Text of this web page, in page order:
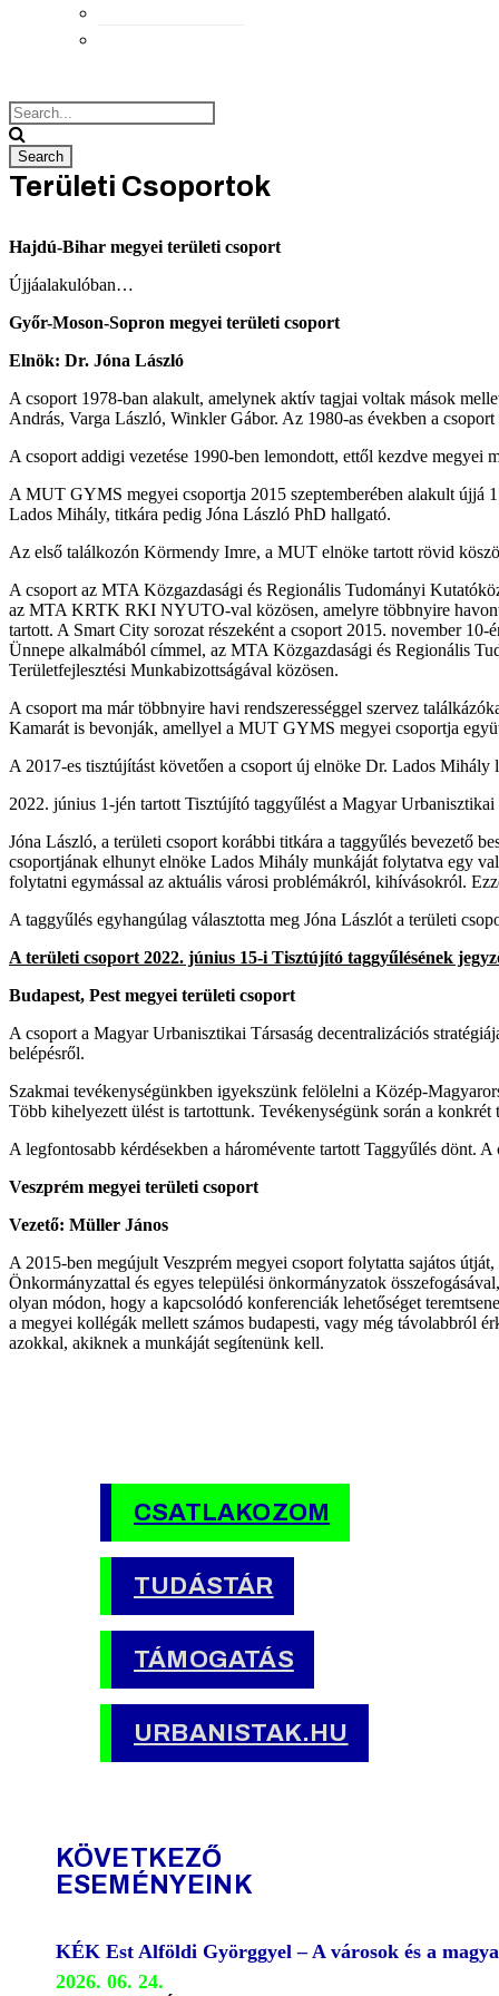
Területi Csoportok
Hajdú-Bihar megyei területi csoport
Újjáalakulóban…
Győr-Moson-Sopron megyei területi csoport
Elnök: Dr. Jóna László
A csoport 1978-ban alakult, amelynek aktív tagjai voltak mások
András, Varga László, Winkler Gábor. Az 1980-as években a
A csoport addigi vezetése 1990-ben lemondott, ettől kezdve
A MUT GYMS megyei csoportja 2015 szeptemberében alakult újjá
Lados Mihály, titkára pedig Jóna László PhD hallgató.
Az első találkozón Körmendy Imre, a MUT elnöke tartott rövid
A csoport az MTA Közgazdasági és Regionális Tudományi
az MTA KRTK RKI NYUTO-val közösen, amelyre többnyire
tartott. A Smart City sorozat részeként a csoport 2015. november
Ünnepe alkalmából címmel, az MTA Közgazdasági és Regionális
Területfejlesztési Munkabizottságával közösen.
A csoport ma már többnyire havi rendszerességgel szervez
Kamarát is bevonják, amellyel a MUT GYMS megyei csoportja
A 2017-es tisztújítást követően a csoport új elnöke Dr. Lados Mihály
2022. június 1-jén tartott Tisztújító taggyűlést a Magyar
Jóna László, a területi csoport korábbi titkára a taggyűlés bevezető
csoportjának elhunyt elnöke Lados Mihály munkáját folytatva egy
folytatni egymással az aktuális városi problémákról, kihívásokról.
A taggyűlés egyhangúlag választotta meg Jóna Lászlót a területi
A területi csoport 2022. június 15-i Tisztújító taggyűlésének
Budapest, Pest megyei területi csoport
A csoport a Magyar Urbanisztikai Társaság decentralizációs
belépésről.
Szakmai tevékenységünkben igyekszünk felölelni a Közép-
Több kihelyezett ülést is tartottunk. Tevékenységünk során a
A legfontosabb kérdésekben a háromévente tartott Taggyűlés dönt.
Veszprém megyei területi csoport
Vezető: Müller János
A 2015-ben megújult Veszprém megyei csoport folytatta sajátos
Önkormányzattal és egyes települési önkormányzatok
olyan módon, hogy a kapcsolódó konferenciák lehetőséget
a megyei kollégák mellett számos budapesti, vagy még távolabbról
azokkal, akiknek a munkáját segítenünk kell.
CSATLAKOZOM
TUDÁSTÁR
TÁMOGATÁS
URBANISTAK.HU
KÖVETKEZŐ
ESEMÉNYEINK
KÉK Est Alföldi Györggyel – A városok és a
2026. 06. 24.